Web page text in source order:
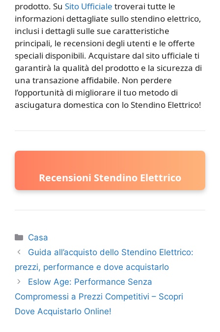
prodotto. Su Sito Ufficiale troverai tutte le
informazioni dettagliate sullo stendino elettrico,
inclusi i dettagli sulle sue caratteristiche
principali, le recensioni degli utenti e le offerte
speciali disponibili. Acquistare dal sito ufficiale ti
garantirà la qualità del prodotto e la sicurezza di
una transazione affidabile. Non perdere
l’opportunità di migliorare il tuo metodo di
asciugatura domestica con lo Stendino Elettrico!
Recensioni Stendino Elettrico
Categorie
Casa
Guida all’acquisto dello Stendino Elettrico:
prezzi, performance e dove acquistarlo
Eslow Age: Performance Senza
Compromessi a Prezzi Competitivi – Scopri
Dove Acquistarlo Online!